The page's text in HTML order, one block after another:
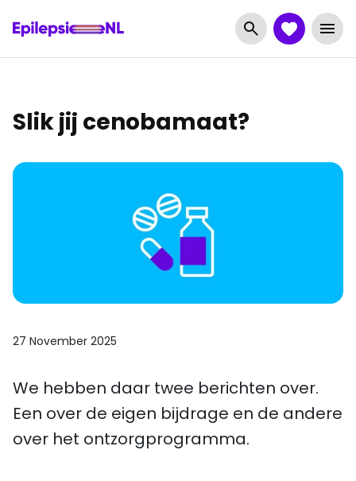
Slik jij cenobamaat?
27 November 2025
We hebben daar twee berichten over.
Een over de eigen bijdrage en de andere
over het ontzorgprogramma.